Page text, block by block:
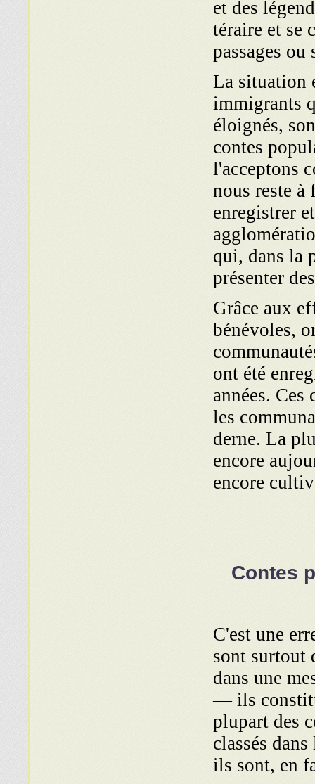
et des
téraire et se
passages
La situation
immigrants
éloignés,
contes
l'acceptons
nous reste à
enre­gistrer
qui, dans la
présenter
Grâce aux
bénévoles,
ont été
années.
les
derne. La
encore
encore
Contes
C'est une
sont sur­tout
dans une
— ils
plupart des
classés
ils sont, en